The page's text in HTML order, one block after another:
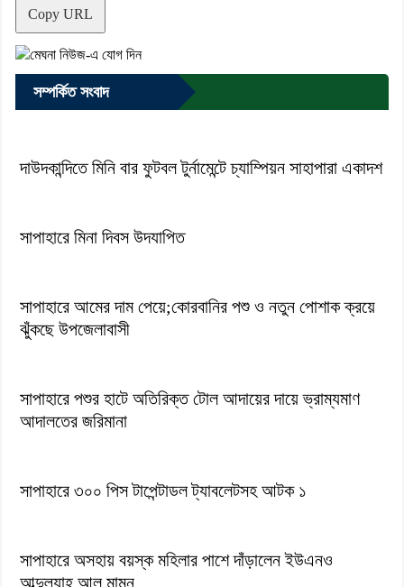
Copy URL
সম্পর্কিত সংবাদ
দাউদকান্দিতে মিনি বার ফুটবল টুর্নামেন্টে চ্যাম্পিয়ন সাহাপারা একাদশ
সাপাহারে মিনা দিবস উদযাপিত
সাপাহারে আমের দাম পেয়ে;কোরবানির পশু ও নতুন পোশাক ক্রয়ে
ঝুঁকছে উপজেলাবাসী
সাপাহারে পশুর হাটে অতিরিক্ত টোল আদায়ের দায়ে ভ্রাম্যমাণ
আদালতের জরিমানা
সাপাহারে ৩০০ পিস টাপেন্টাডল ট্যাবলেটসহ আটক ১
সাপাহারে অসহায় বয়স্ক মহিলার পাশে দাঁড়ালেন ইউএনও
আব্দুল্যাহ আল মামুন